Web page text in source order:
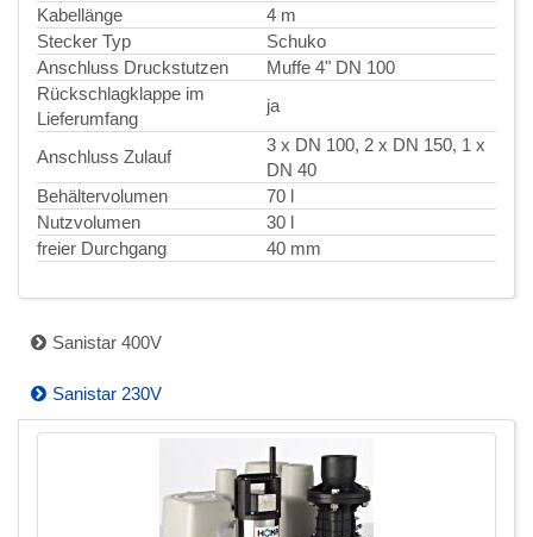
Kabellänge
4 m
Stecker Typ
Schuko
Anschluss Druckstutzen
Muffe 4" DN 100
Rückschlagklappe im
Lieferumfang
ja
Anschluss Zulauf
3 x DN 100, 2 x DN 150, 1 x
DN 40
Behältervolumen
70 l
Nutzvolumen
30 l
freier Durchgang
40 mm
Sanistar 400V
Sanistar 230V